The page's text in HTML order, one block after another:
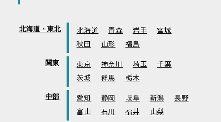
北海道・東北 北海道 青森 岩手
宮城
秋田
山形 福島
関東 東京 神奈川 埼玉
千葉
茨城
群馬 栃木
中部 愛知 静岡 岐阜 新潟
長野
富山
石川 福井 山梨